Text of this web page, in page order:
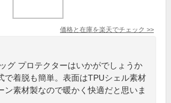
価格と在庫を楽天でチェック >>
グ プロテクターはいかがでしょうか
で着脱も簡単。表面はTPUシェル素材
ン素材製なので暖かく快適だと思いま